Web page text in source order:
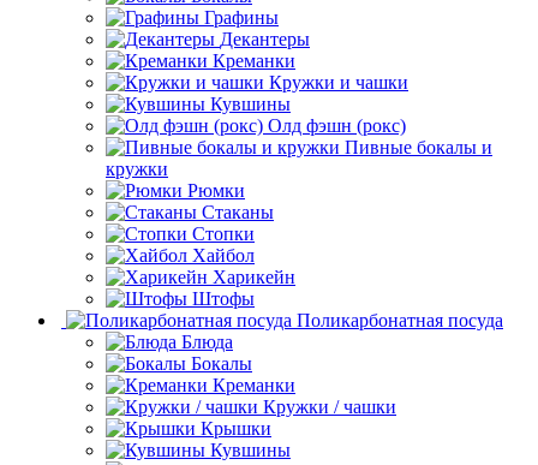
Графины
Декантеры
Креманки
Кружки и чашки
Кувшины
Олд фэшн (рокс)
Пивные бокалы и
кружки
Рюмки
Стаканы
Стопки
Хайбол
Харикейн
Штофы
Поликарбонатная посуда
Блюда
Бокалы
Креманки
Кружки / чашки
Крышки
Кувшины